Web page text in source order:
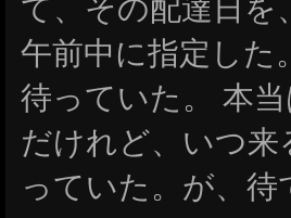
て、その配達日を
午前中に指定した
待っていた。 本
だけれど、いつ
っていた。が、